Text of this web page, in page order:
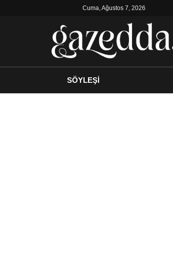
Cuma, Ağustos 7, 2026
SÖYLEŞİ